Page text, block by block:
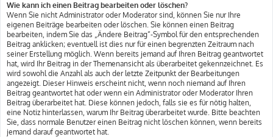
Wie kann ich einen Beitrag bearbeiten oder löschen?
Wenn Sie nicht Administrator oder Moderator sind, können Sie nur Ihre
eigenen Beiträge bearbeiten oder löschen. Sie können einen Beitrag
bearbeiten, indem Sie das „Ändere Beitrag“-Symbol für den entsprechenden
Beitrag anklicken; eventuell ist dies nur für einen begrenzten Zeitraum nach
seiner Erstellung möglich. Wenn bereits jemand auf Ihren Beitrag geantwortet
hat, wird Ihr Beitrag in der Themenansicht als überarbeitet gekennzeichnet. Es
wird sowohl die Anzahl als auch der letzte Zeitpunkt der Bearbeitungen
angezeigt. Dieser Hinweis erscheint nicht, wenn noch niemand auf Ihren
Beitrag geantwortet hat oder wenn ein Administrator oder Moderator Ihren
Beitrag überarbeitet hat. Diese können jedoch, falls sie es für nötig halten,
eine Notiz hinterlassen, warum Ihr Beitrag überarbeitet wurde. Bitte beachten
Sie, dass normale Benutzer einen Beitrag nicht löschen können, wenn bereits
jemand darauf geantwortet hat.